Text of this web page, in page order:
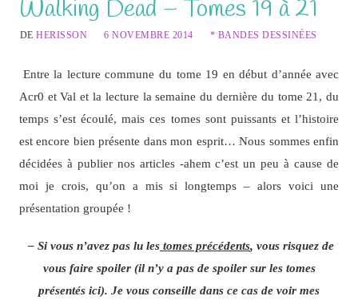
Walking Dead – Tomes 19 à 21
DEHERISSON 6 NOVEMBRE 2014 * BANDES DESSINÉES
Entre la lecture commune du tome 19 en début d’année avec
Acr0 et Val et la lecture la semaine du dernière du tome 21, du
temps s’est écoulé, mais ces tomes sont puissants et l’histoire
est encore bien présente dans mon esprit… Nous sommes enfin
décidées à publier nos articles -ahem c’est un peu à cause de
moi je crois, qu’on a mis si longtemps – alors voici une
présentation groupée !
– Si vous n’avez pas lu les tomes précédents, vous risquez de
vous faire spoiler (il n’y a pas de spoiler sur les tomes
présentés ici). Je vous conseille dans ce cas de voir mes